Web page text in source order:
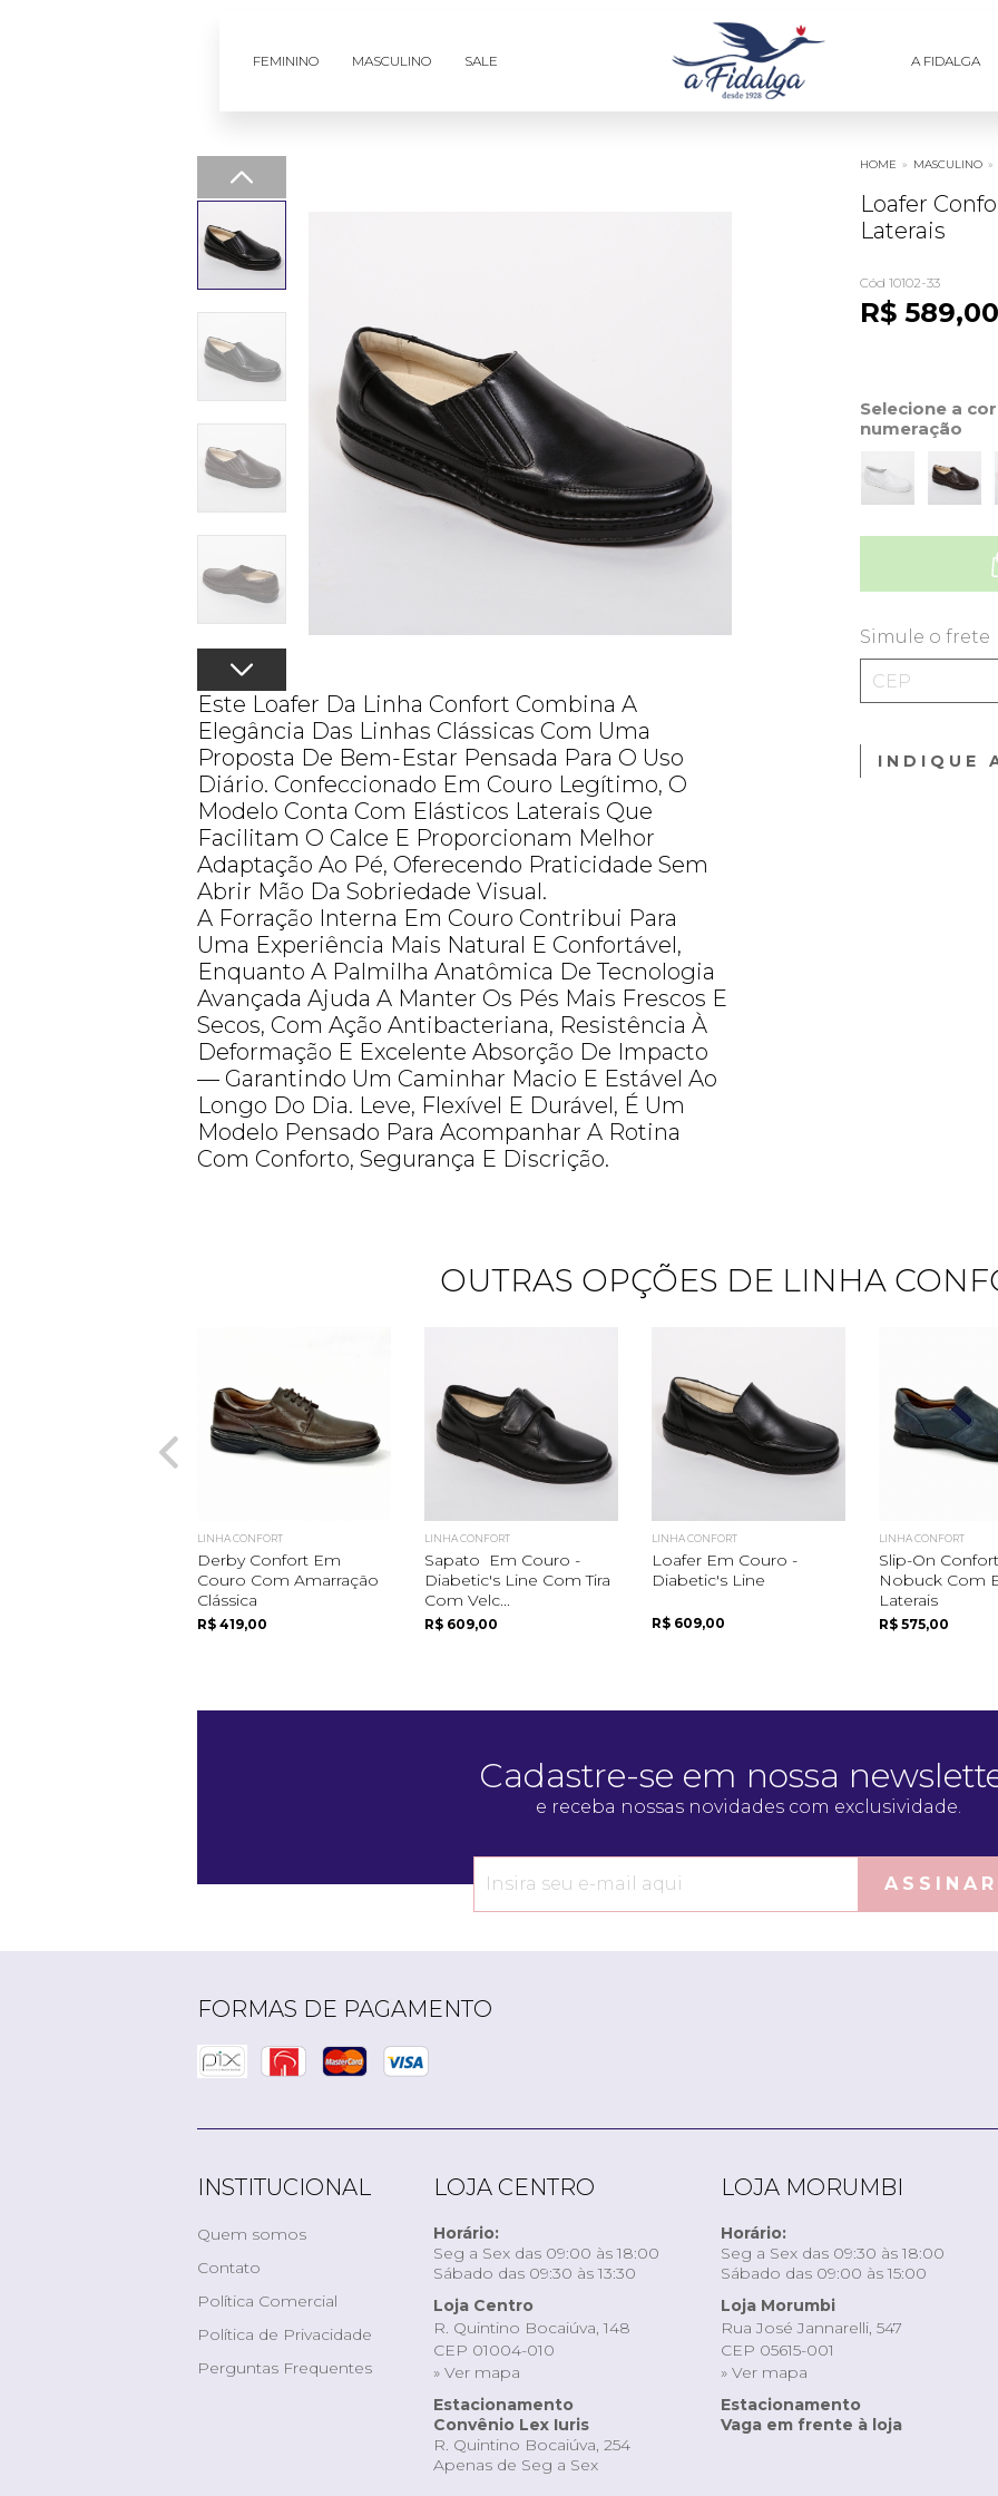
FEMININO MASCULINO SALE A FIDALGA
Este Loafer Da Linha Confort Combina A
Elegância Das Linhas Clássicas Com Uma
Proposta De Bem-Estar Pensada Para O Uso
Diário. Confeccionado Em Couro Legítimo, O
Modelo Conta Com Elásticos Laterais Que
Facilitam O Calce E Proporcionam Melhor
Adaptação Ao Pé, Oferecendo Praticidade Sem
Abrir Mão Da Sobriedade Visual.
A Forração Interna Em Couro Contribui Para
Uma Experiência Mais Natural E Confortável,
Enquanto A Palmilha Anatômica De Tecnologia
Avançada Ajuda A Manter Os Pés Mais Frescos E
Secos, Com Ação Antibacteriana, Resistência À
Deformação E Excelente Absorção De Impacto
— Garantindo Um Caminhar Macio E Estável Ao
Longo Do Dia. Leve, Flexível E Durável, É Um
Modelo Pensado Para Acompanhar A Rotina
Com Conforto, Segurança E Discrição.
HOME » MASCULINO »
Loafer
Laterais
Cód 10102-33
R$ 589,00
Selecione a
numeração
Simule o frete
INDIQUE
OUTRAS OPÇÕES DE LINHA
LINHA CONFORT
Derby Confort Em
Couro Com Amarração
Clássica
R$ 419,00
LINHA CONFORT
Sapato Em Couro -
Diabetic's Line Com Tira
Com Velc...
R$ 609,00
LINHA CONFORT
Loafer Em Couro -
Diabetic's Line
R$ 609,00
LINHA CONFORT
Slip-On
Nobuck Com
Laterais
R$ 575,00
Cadastre-se em nossa
e receba nossas novidades com exclusividade.
ASSINAR
FORMAS DE PAGAMENTO
INSTITUCIONAL
Quem somos
Contato
Política Comercial
Política de Privacidade
Perguntas Frequentes
LOJA CENTRO
Horário:
Seg a Sex das 09:00 às 18:00
Sábado das 09:30 às 13:30
Loja Centro
R. Quintino Bocaiúva, 148
CEP 01004-010
» Ver mapa
Estacionamento
Convênio Lex Iuris
R. Quintino Bocaiúva, 254
Apenas de Seg a Sex
LOJA MORUMBI
Horário:
Seg a Sex das 09:30 às 18:00
Sábado das 09:00 às 15:00
Loja Morumbi
Rua José Jannarelli, 547
CEP 05615-001
» Ver mapa
Estacionamento
Vaga em frente à loja